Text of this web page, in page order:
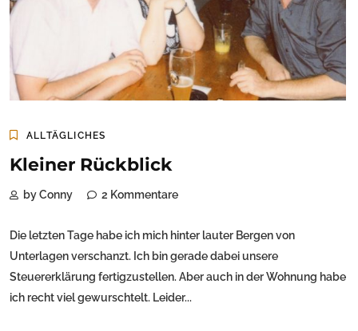
ALLTÄGLICHES
Kleiner Rückblick
by Conny 2 Kommentare
Die letzten Tage habe ich mich hinter lauter Bergen von
Unterlagen verschanzt. Ich bin gerade dabei unsere
Steuererklärung fertigzustellen. Aber auch in der Wohnung habe
ich recht viel gewurschtelt. Leider...